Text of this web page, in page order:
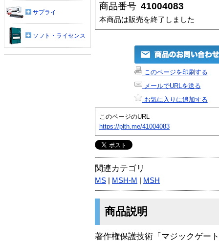
商品番号 41004083
本商品は販売を終了しました
このページを印刷する
メールでURLを送る
お気に入りに追加する
このページのURL
https://plth.me/41004083
関連カテゴリ
MS MSH-M MSH
商品説明
著作権保護技術「マジックゲー
サプライ
ソフト・ライセンス